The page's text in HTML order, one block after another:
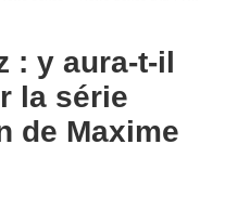
: y aura-t-il
la série
de Maxime